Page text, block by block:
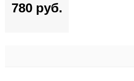
780 руб.